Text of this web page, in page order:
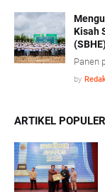
iklim
Kisah
Panen
by
ARTIKEL POPULER